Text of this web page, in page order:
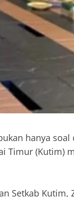
hanya
(Kutim)
Setkab